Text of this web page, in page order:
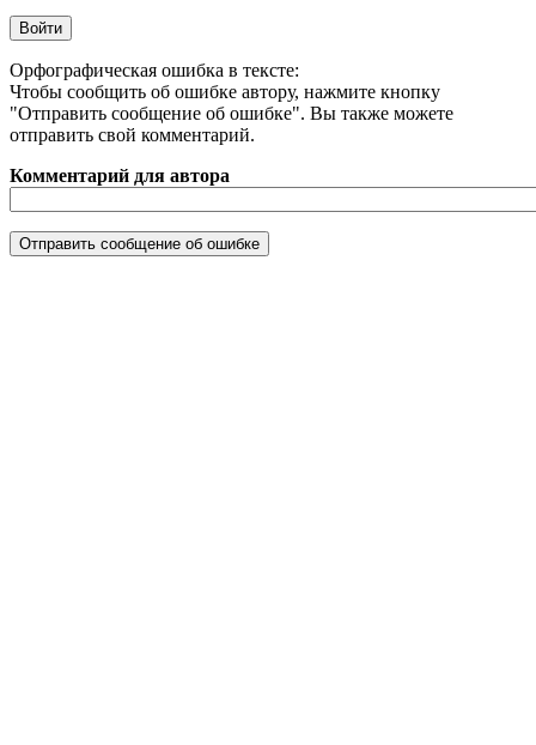
Орфографическая ошибка в тексте:
Чтобы сообщить об ошибке автору, нажмите кнопку
"Отправить сообщение об ошибке". Вы также можете
отправить свой комментарий.
Комментарий для автора